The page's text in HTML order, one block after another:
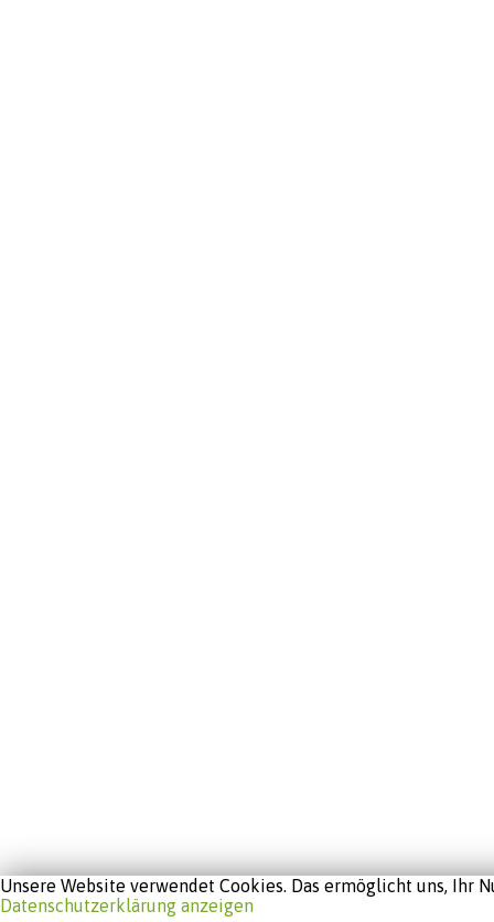
Unsere Website verwendet Cookies. Das ermöglicht uns,
Datenschutzerklärung anzeigen